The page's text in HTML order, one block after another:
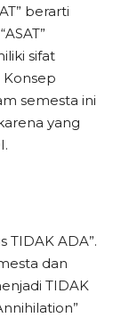
berarti
sifat
Konsep
semesta ini
yang
TIDAK ADA”.
dan
TIDAK